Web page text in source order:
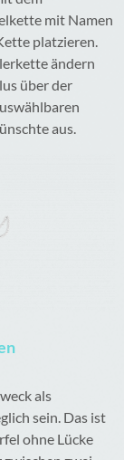
mit Namen
platzieren.
ändern
über der
aus.
als
sein. Das ist
ohne Lücke